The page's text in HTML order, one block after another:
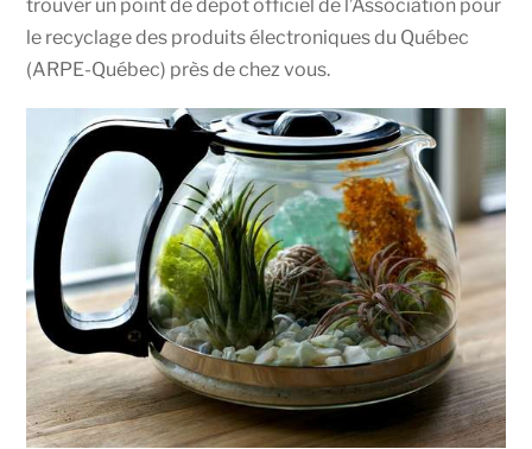
trouver un point de dépôt officiel de l’Association pour
le recyclage des produits électroniques du Québec
(ARPE-Québec) près de chez vous.